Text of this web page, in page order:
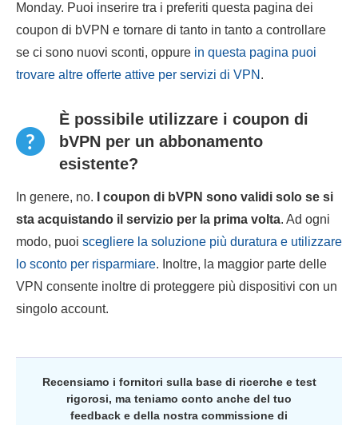
Monday. Puoi inserire tra i preferiti questa pagina dei
coupon di bVPN e tornare di tanto in tanto a controllare
se ci sono nuovi sconti, oppure in questa pagina puoi
trovare altre offerte attive per servizi di VPN .
È possibile utilizzare i coupon di
bVPN per un abbonamento
esistente?
In genere, no.
I coupon di bVPN sono validi solo se si
sta acquistando il servizio per la prima volta. Ad ogni
modo, puoi scegliere la soluzione più duratura e utilizzare
lo sconto per risparmiare. Inoltre, la maggior parte delle
VPN consente inoltre di proteggere più dispositivi con un
singolo account.
Recensiamo i fornitori sulla base di ricerche e test
rigorosi, ma teniamo conto anche del tuo
feedback e della nostra commissione di